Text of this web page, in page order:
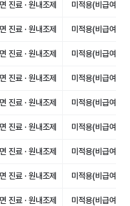
진료 · 원내조제 미적용(비급여)
진료 · 원내조제 미적용(비급여)
진료 · 원내조제 미적용(비급여)
진료 · 원내조제 미적용(비급여)
진료 · 원내조제 미적용(비급여)
진료 · 원내조제 미적용(비급여)
진료 · 원내조제 미적용(비급여)
진료 · 원내조제 미적용(비급여)
진료 · 원내조제 미적용(비급여)